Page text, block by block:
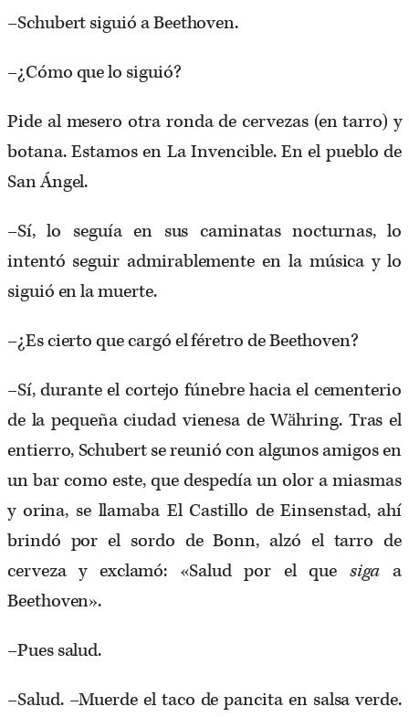
–Schubert siguió a Beethoven.
–¿Cómo que lo siguió?
Pide al mesero otra ronda de cervezas (en tarro) y
botana. Estamos en La Invencible. En el pueblo de
San Ángel.
–Sí, lo seguía en sus caminatas nocturnas, lo
intentó seguir admirablemente en la música y lo
siguió en la muerte.
–¿Es cierto que cargó el féretro de Beethoven?
–Sí, durante el cortejo fúnebre hacia el cementerio
de la pequeña ciudad vienesa de Währing. Tras el
entierro, Schubert se reunió con algunos amigos en
un bar como este, que despedía un olor a miasmas
y orina, se llamaba El Castillo de Einsenstad, ahí
brindó por el sordo de Bonn, alzó el tarro de
cerveza y exclamó: «Salud por el que siga a
Beethoven».
–Pues salud.
–Salud. –Muerde el taco de pancita en salsa verde.